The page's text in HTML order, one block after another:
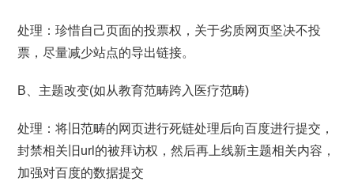
处理：珍惜自己页面的投票权，关于劣质网页坚决不投
票，尽量减少站点的导出链接。
B、主题改变(如从教育范畴跨入医疗范畴)
处理：将旧范畴的网页进行死链处理后向百度进行提交，
封禁相关旧url的被拜访权，然后再上线新主题相关内容，
加强对百度的数据提交